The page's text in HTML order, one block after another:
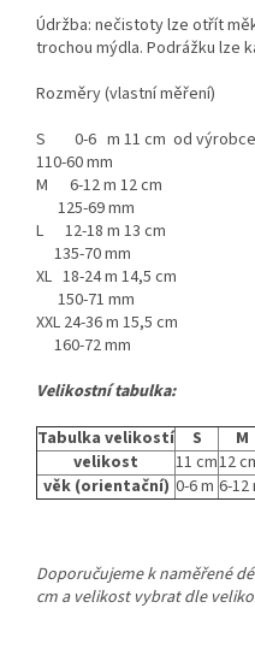
Údržba: nečistoty lze otřít
trochou mýdla. Podrážku lze
Rozměry (vlastní měření)
S 0-6 m 11 cm od výrobce
110-60 mm
M 6-12
125-69 mm
L 12-18
135-70 mm
XL 18-24
150-71 mm
XXL 24-
160-72 mm
Velikostní tabulka:
Tabulka velikostí
S M
velikost
11 cm12
věk (orientační) 0-6 m 6-12
Doporučujeme k naměřené
cm a velikost vybrat dle